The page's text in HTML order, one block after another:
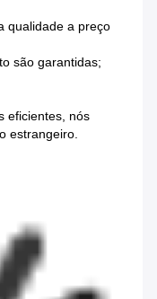
qualidade a preço
são garantidas;
eficientes, nós
estrangeiro.